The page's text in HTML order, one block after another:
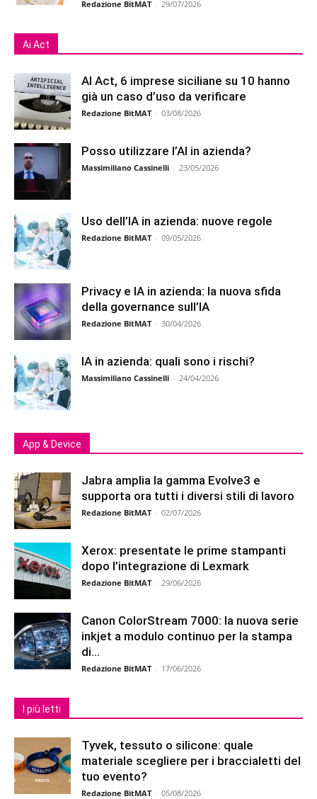
Redazione BitMAT - 29/07/2026
Ai Act
AI Act, 6 imprese siciliane su 10 hanno
già un caso d’uso da verificare
Redazione BitMAT - 03/08/2026
Posso utilizzare l’AI in azienda?
Massimiliano Cassinelli - 23/05/2026
Uso dell’IA in azienda: nuove regole
Redazione BitMAT - 09/05/2026
Privacy e IA in azienda: la nuova sfida
della governance sull’IA
Redazione BitMAT - 30/04/2026
IA in azienda: quali sono i rischi?
Massimiliano Cassinelli - 24/04/2026
App & Device
Jabra amplia la gamma Evolve3 e
supporta ora tutti i diversi stili di lavoro
Redazione BitMAT - 02/07/2026
Xerox: presentate le prime stampanti
dopo l’integrazione di Lexmark
Redazione BitMAT - 29/06/2026
Canon ColorStream 7000: la nuova serie
inkjet a modulo continuo per la stampa
di...
Redazione BitMAT - 17/06/2026
I più letti
Tyvek, tessuto o silicone: quale
materiale scegliere per i braccialetti del
tuo evento?
Redazione BitMAT - 05/08/2026